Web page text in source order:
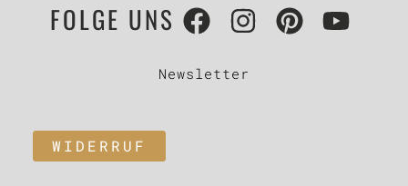
FOLGE UNS
Newsletter
WIDERRUF